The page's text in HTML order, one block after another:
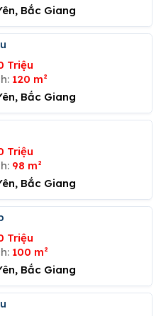
Bắc Giang
Triệu
120 m²
Bắc Giang
Triệu
98 m²
Bắc Giang
Triệu
100 m²
Bắc Giang